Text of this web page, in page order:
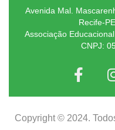
Avenida Mal.
Recife-
Associação
CNPJ:
Copyright © 2024.